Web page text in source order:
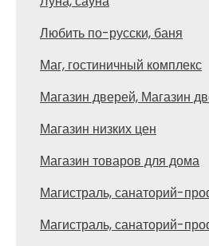
Любить по-русски, баня
Маг, гостиничный комплекс
Магазин дверей, Магазин
Магазин низких цен
Магазин товаров для дома
Магистраль, санаторий-
Магистраль, санаторий-